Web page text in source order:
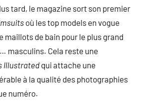
tard, le magazine sort son premier
où les top models en vogue
maillots de bain pour le plus grand
masculins. Cela reste une
Illustrated qui attache une
à la qualité des photographies
numéro.